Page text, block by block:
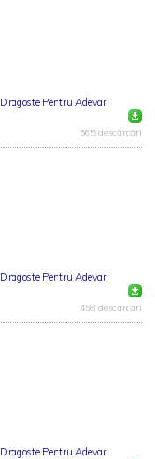
Dragoste Pentru Adevar
565 descărcări
Dragoste Pentru Adevar
458 descărcări
Dragoste Pentru Adevar